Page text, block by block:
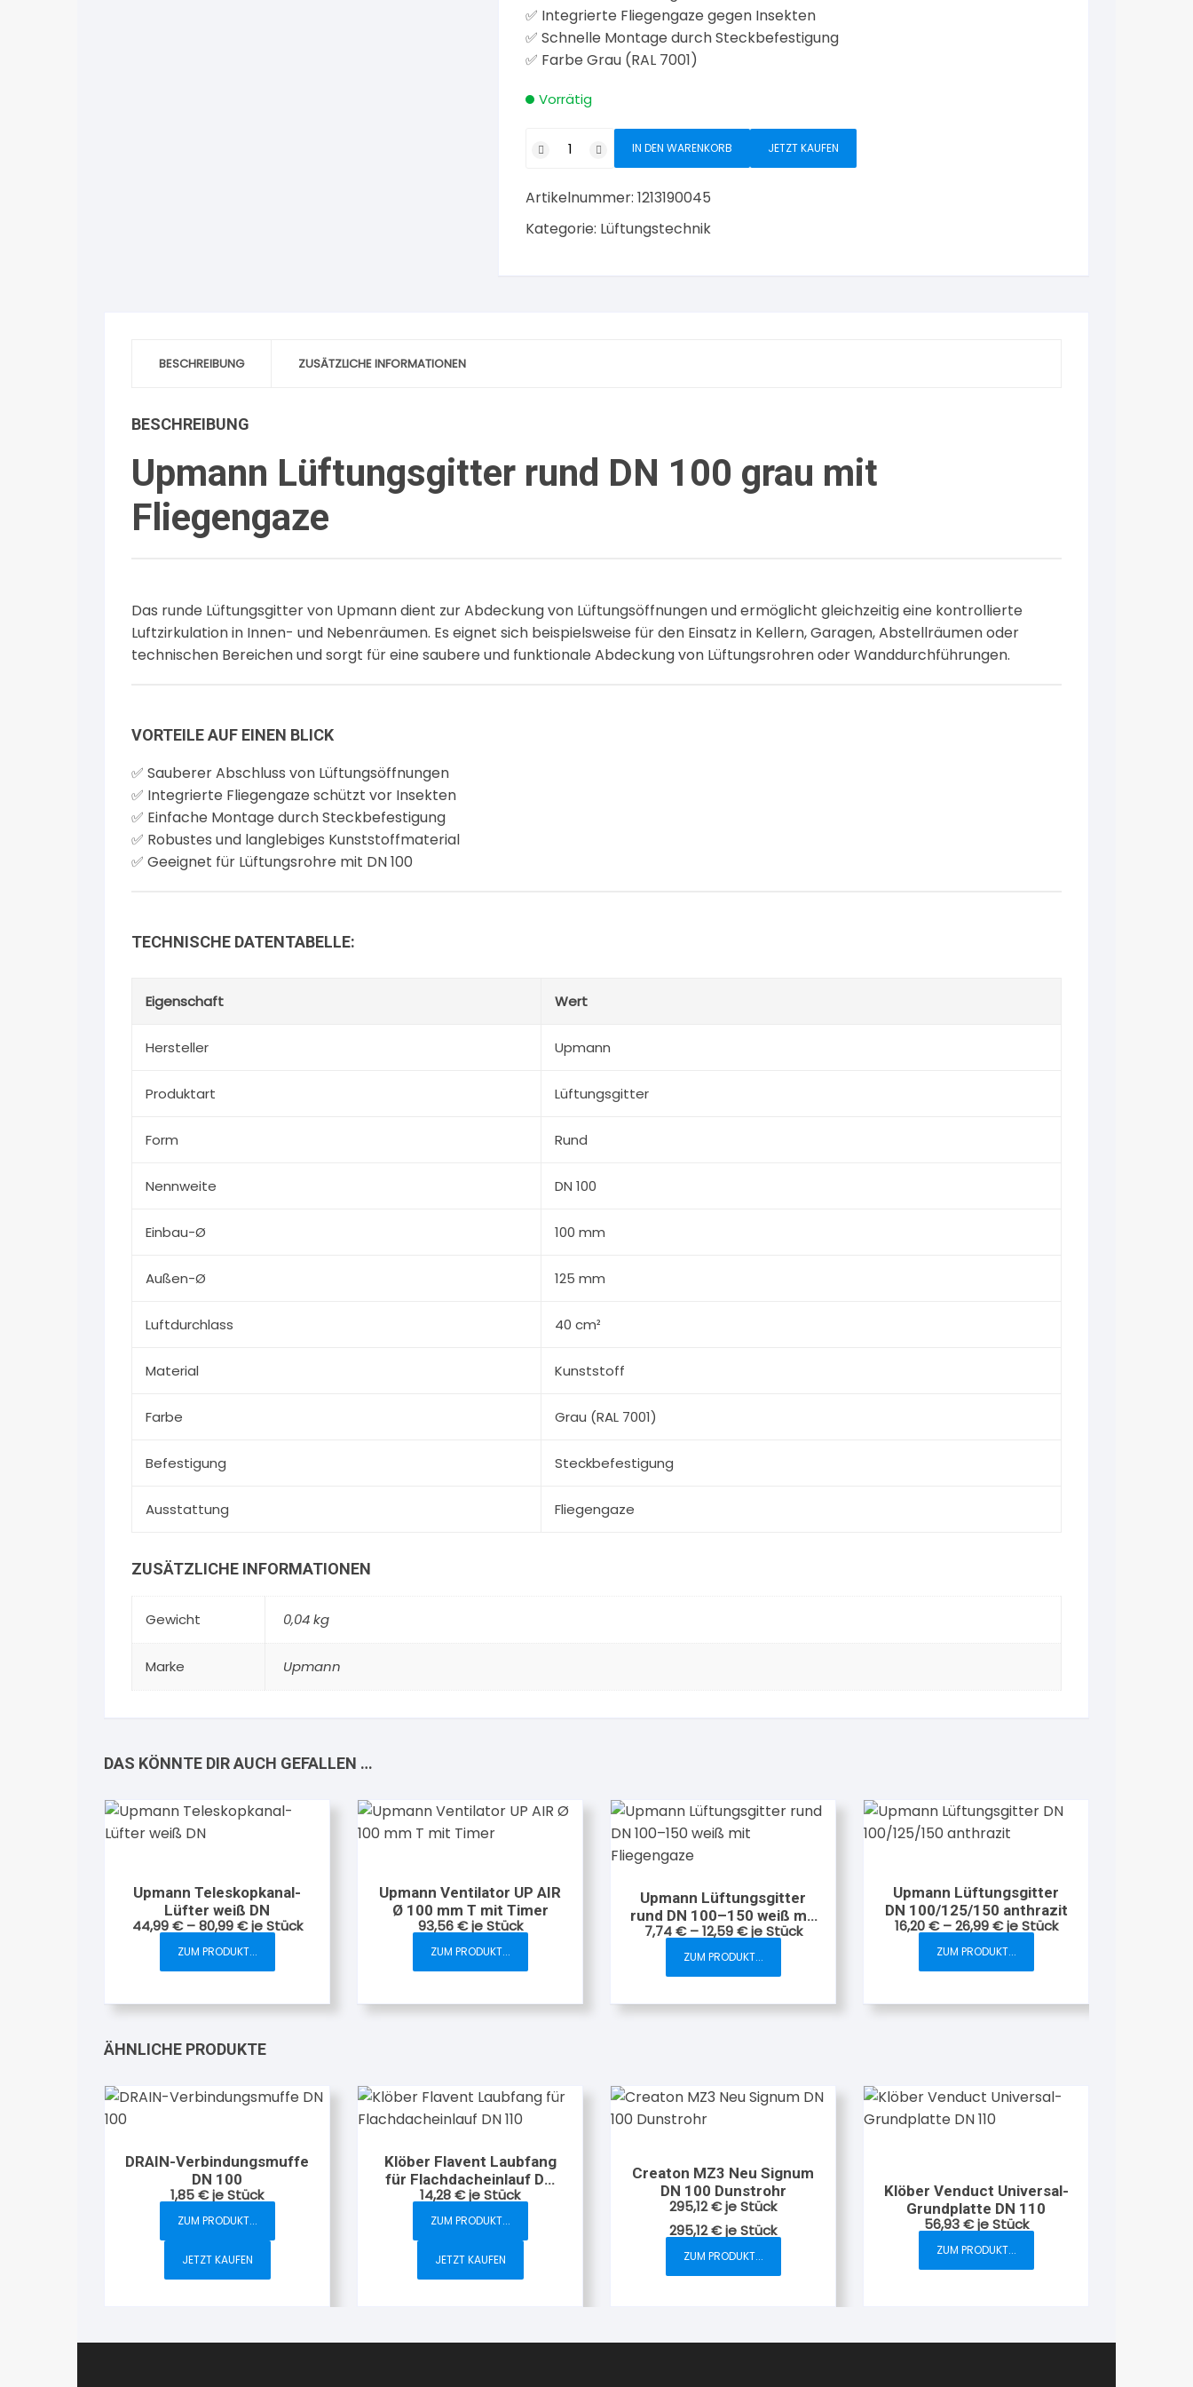
✅ Integrierte Fliegengaze gegen Insekten
✅ Schnelle Montage durch Steckbefestigung
✅ Farbe Grau (RAL 7001)
Vorrätig
Lüftungsgitter
DN
100
IN DEN WARENKORB JETZT KAUFEN
Artikelnummer: 1213190045
Kategorie: Lüftungstechnik
BESCHREIBUNG ZUSÄTZLICHE INFORMATIONEN
BESCHREIBUNG
Upmann Lüftungsgitter rund DN 100 grau mit
Fliegengaze
Das runde Lüftungsgitter von Upmann dient zur Abdeckung von Lüftungsöffnungen und ermöglicht gleichzeitig eine kontrollierte
Luftzirkulation in Innen- und Nebenräumen. Es eignet sich beispielsweise für den Einsatz in Kellern, Garagen, Abstellräumen oder
technischen Bereichen und sorgt für eine saubere und funktionale Abdeckung von Lüftungsrohren oder Wanddurchführungen.
VORTEILE AUF EINEN BLICK
✅ Sauberer Abschluss von Lüftungsöffnungen
✅ Integrierte Fliegengaze schützt vor Insekten
✅ Einfache Montage durch Steckbefestigung
✅ Robustes und langlebiges Kunststoffmaterial
✅ Geeignet für Lüftungsrohre mit DN 100
TECHNISCHE DATENTABELLE:
Eigenschaft Wert
Hersteller Upmann
Produktart Lüftungsgitter
Form Rund
Nennweite DN 100
Einbau-Ø 100 mm
Außen-Ø 125 mm
Luftdurchlass 40 cm²
Material Kunststoff
Farbe Grau (RAL 7001)
Befestigung Steckbefestigung
Ausstattung Fliegengaze
ZUSÄTZLICHE INFORMATIONEN
Gewicht 0,04 kg
Marke Upmann
DAS KÖNNTE DIR AUCH GEFALLEN …
Upmann Teleskopkanal-
Lüfter weiß DN
44,99€–80,99€ je Stück
ZUM PRODUKT...
Dieses
weist
Varianten
Die
Optionen
auf
der
Produktseite
gewählt
Upmann Ventilator UP AIR
Ø 100 mm T mit Timer
93,56€ je Stück
ZUM PRODUKT...
Upmann Lüftungsgitter
rund DN 100–150 weiß mit
Fliegengaze
7,74€–12,59€ je Stück
ZUM PRODUKT...
Dieses
weist
Die
der
Produktseite
gewählt
werden
Upmann Lüftungsgitter
DN 100/125/150 anthrazit
16,20€–26,99€ je Stück
ZUM PRODUKT...
Dieses
weist
Die
Optionen
Produktseite
gewählt
ÄHNLICHE PRODUKTE
DRAIN-Verbindungsmuffe
DN 100
1,85€je Stück
ZUM PRODUKT...
JETZT KAUFEN
Klöber Flavent Laubfang
für Flachdacheinlauf DN
110
14,28€je Stück
ZUM PRODUKT...
JETZT KAUFEN
Creaton MZ3 Neu Signum
DN 100 Dunstrohr
295,12€je Stück
295,12€jeStück
ZUM PRODUKT...
Klöber Venduct Universal-
Grundplatte DN 110
56,93€ je Stück
ZUM PRODUKT...
Dieses
Varianten